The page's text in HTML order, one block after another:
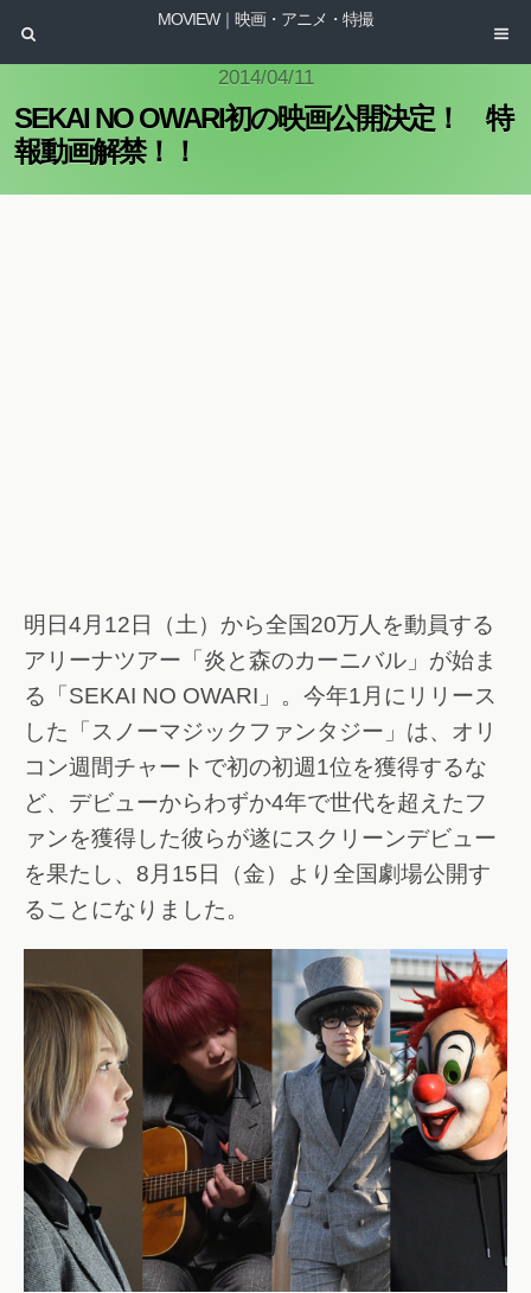
MOVIEW｜映画・アニメ・特撮
2014/04/11
SEKAI NO OWARI初の映画公開決定！ 特
報動画解禁！！
明日4月12日（土）から全国20万人を動員する
アリーナツアー「炎と森のカーニバル」が始ま
る「SEKAI NO OWARI」。今年1月にリリース
した「スノーマジックファンタジー」は、オリ
コン週間チャートで初の初週1位を獲得するな
ど、デビューからわずか4年で世代を超えたフ
ァンを獲得した彼らが遂にスクリーンデビュー
を果たし、8月15日（金）より全国劇場公開す
ることになりました。